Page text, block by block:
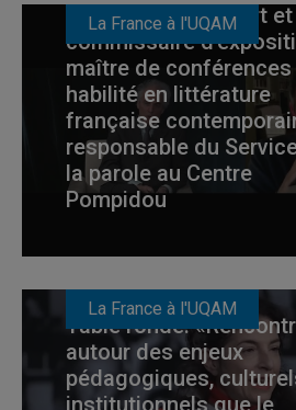
La France à l'UQAM
Colard, critique d’art et
commissaire
maître de conférences
habilité en littérature
française
responsable du
la parole au Centre
Pompidou
La France à l'UQAM
Table ronde:
autour des enjeux
pédagogiques,
institutionnels que le